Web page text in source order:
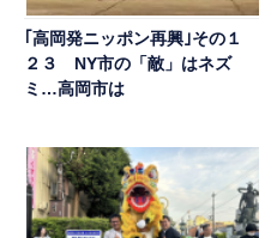
｢高岡発ニッポン再興｣その１
２３ NY市の「敵」はネズ
ミ…高岡市は